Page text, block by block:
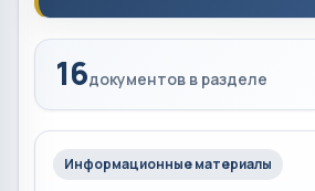
16документов в разделе
Информационные материалы